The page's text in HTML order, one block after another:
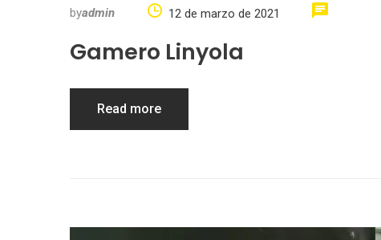
byadmin 12 de marzo de 2021
Gamero Linyola
Read more